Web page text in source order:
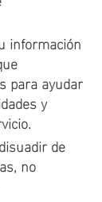
información
para ayudar
y
de
no